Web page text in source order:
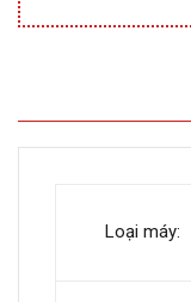
Loại máy: